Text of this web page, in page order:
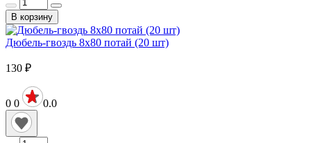
В корзину
Дюбель-гвоздь 8х80 потай (20 шт)
130 ₽
0 0 0.0